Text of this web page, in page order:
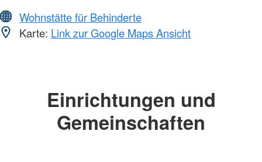
Wohnstätte für Behinderte
Karte: Link zur Google Maps Ansicht
Einrichtungen und
Gemeinschaften